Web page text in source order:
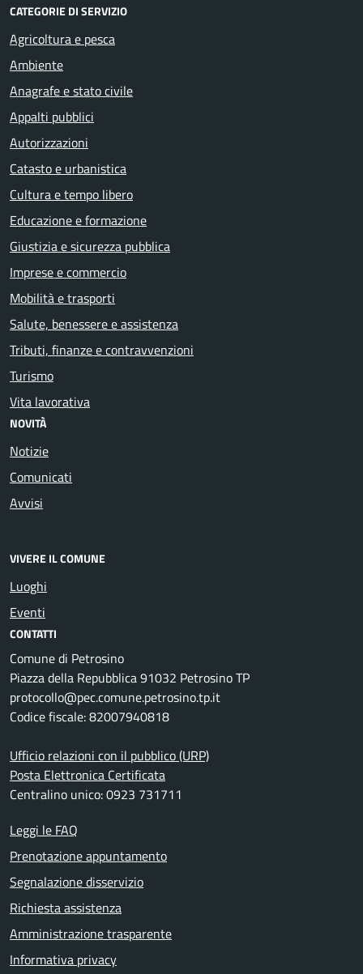
CATEGORIE DI SERVIZIO
Agricoltura e pesca
Ambiente
Anagrafe e stato civile
Appalti pubblici
Autorizzazioni
Catasto e urbanistica
Cultura e tempo libero
Educazione e formazione
Giustizia e sicurezza pubblica
Imprese e commercio
Mobilità e trasporti
Salute, benessere e assistenza
Tributi, finanze e contravvenzioni
Turismo
Vita lavorativa
NOVITÀ
Notizie
Comunicati
Avvisi
VIVERE IL COMUNE
Luoghi
Eventi
CONTATTI
Comune di Petrosino
Piazza della Repubblica 91032 Petrosino TP
protocollo@pec.comune.petrosino.tp.it
Codice fiscale: 82007940818
Ufficio relazioni con il pubblico (URP)
Posta Elettronica Certificata
Centralino unico: 0923 731711
Leggi le FAQ
Prenotazione appuntamento
Segnalazione disservizio
Richiesta assistenza
Amministrazione trasparente
Informativa privacy